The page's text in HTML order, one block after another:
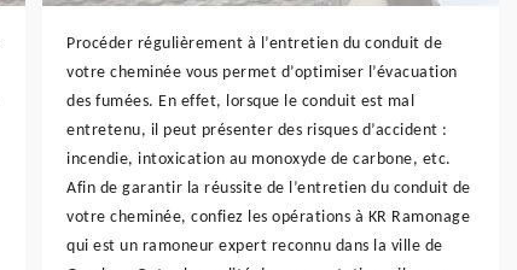
Procéder régulièrement à l’entretien du conduit de
votre cheminée vous permet d’optimiser l’évacuation
des fumées. En effet, lorsque le conduit est mal
entretenu, il peut présenter des risques d’accident :
incendie, intoxication au monoxyde de carbone, etc.
Afin de garantir la réussite de l’entretien du conduit de
votre cheminée, confiez les opérations à KR Ramonage
qui est un ramoneur expert reconnu dans la ville de